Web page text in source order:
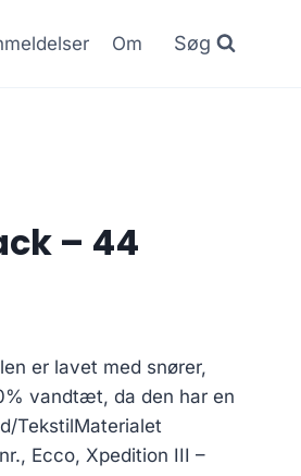
Om Søg
– 44
er lavet med snører,
vandtæt, da den har en
TekstilMaterialet
Ecco, Xpedition III –